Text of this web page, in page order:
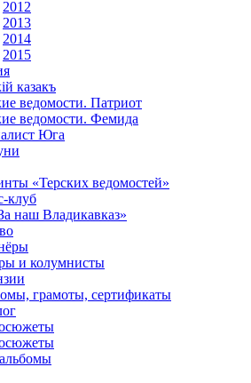
2012
2013
2014
2015
казакъ
ведомости. Патриот
ведомости. Фемида
Юга
«Терских ведомостей»
клуб
наш Владикавказ»
и колумнисты
грамоты, сертификаты